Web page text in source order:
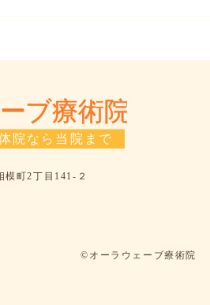
模町2丁目141-２
©オーラウェーブ療術院